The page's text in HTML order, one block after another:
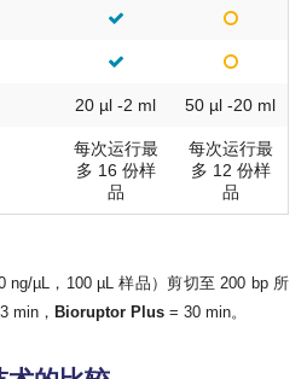
20 µl -2 ml 50 µl -20 ml
每次运行最
多 16 份样
品
每次运行最
多 12 份样
品
ng/µL，100 µL 样品）剪切至 200 bp 所
min， Bioruptor Plus = 30 min。